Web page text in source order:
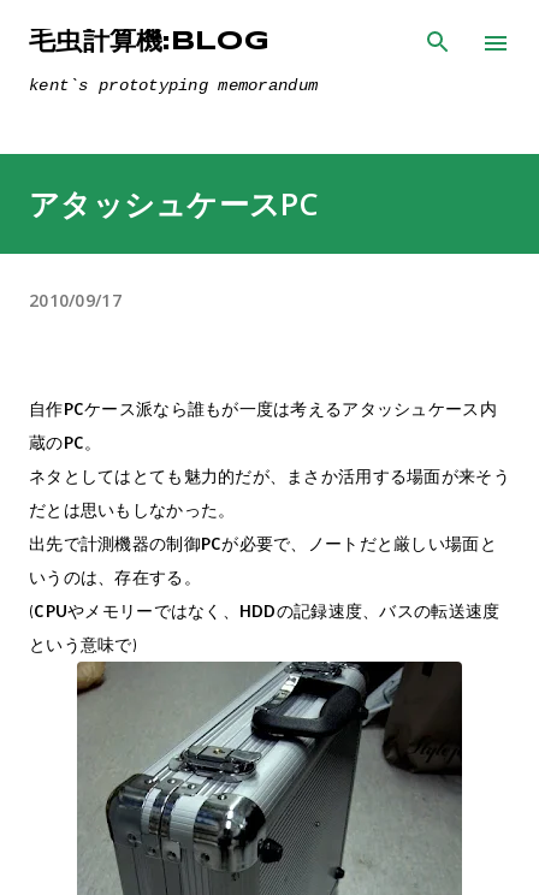
スキップしてメイン コンテンツに移動
毛虫計算機:BLOG
kent`s prototyping memorandum
アタッシュケースPC
2010/09/17
自作PCケース派なら誰もが一度は考えるアタッシュケース内
蔵のPC。
ネタとしてはとても魅力的だが、まさか活用する場面が来そう
だとは思いもしなかった。
出先で計測機器の制御PCが必要で、ノートだと厳しい場面と
いうのは、存在する。
(CPUやメモリーではなく、HDDの記録速度、バスの転送速度
という意味で)